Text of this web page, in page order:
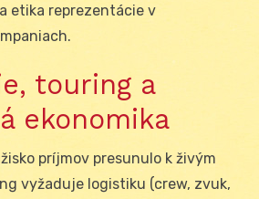
etika reprezentácie v
touring a
ekonomika
príjmov presunulo k živým
vyžaduje logistiku (crew, zvuk,